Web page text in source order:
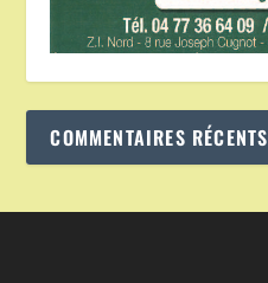
COMMENTAIRES RÉCENTS